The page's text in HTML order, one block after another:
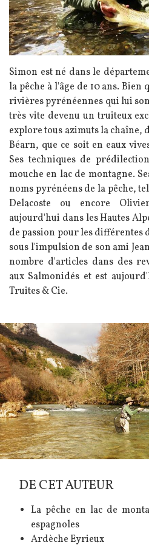
Simon est né dans le
la pêche à l'âge de 10 ans.
rivières pyrénéennes qui lui
très vite devenu un truiteux
explore tous azimuts la chaîne,
Béarn, que ce soit en eaux
Ses techniques de
mouche en lac de montagne.
noms pyrénéens de la pêche,
Delacoste ou encore
aujourd'hui dans les Hautes
de passion pour les différentes
sous l'impulsion de son ami
nombre d'articles dans des
aux Salmonidés et est
Truites & Cie.
Image
DE CET AUTEUR
La pêche en lac de
espagnoles
Ardèche Eyrieux